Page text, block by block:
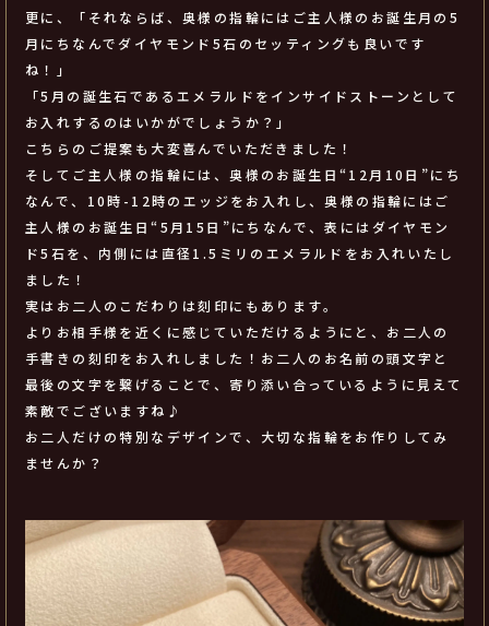
更に、「それならば、奥様の指輪にはご主人様のお誕生月の5
月にちなんでダイヤモンド5石のセッティングも良いです
ね！」
「5月の誕生石であるエメラルドをインサイドストーンとして
お入れするのはいかがでしょうか？」
こちらのご提案も大変喜んでいただきました！
そしてご主人様の指輪には、奥様のお誕生日“12月10日”にち
なんで、10時-12時のエッジをお入れし、奥様の指輪にはご
主人様のお誕生日“5月15日”にちなんで、表にはダイヤモン
ド5石を、内側には直径1.5ミリのエメラルドをお入れいたし
ました！
実はお二人のこだわりは刻印にもあります。
よりお相手様を近くに感じていただけるようにと、お二人の
手書きの刻印をお入れしました！お二人のお名前の頭文字と
最後の文字を繋げることで、寄り添い合っているように見えて
素敵でございますね♪
お二人だけの特別なデザインで、大切な指輪をお作りしてみ
ませんか？